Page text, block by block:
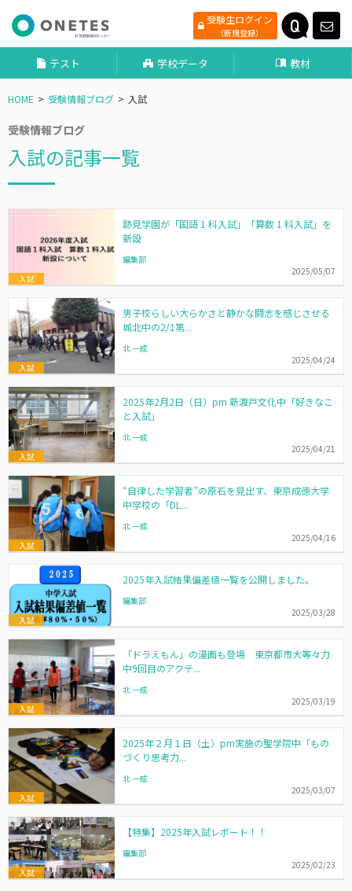
受験生ログイン
（新規登録）
テスト 学校データ 教材
HOME 受験情報ブログ 入試
受験情報ブログ
入試の記事一覧
入試
跡見学園が「国語 1 科入試」「算数 1 科入試」を
新設
編集部
2025/05/07
入試
男子校らしい大らかさと静かな闘志を感じさせる
城北中の2/1第...
北 一成
2025/04/24
入試
2025年2月2日（日）pm 新渡戸文化中「好きなこ
と入試」
北 一成
2025/04/21
入試
“自律した学習者”の原石を見出す、東京成徳大学
中学校の「DL...
北 一成
2025/04/16
入試
2025年入試結果偏差値一覧を公開しました。
編集部
2025/03/28
入試
「ドラえもん」の漫画も登場 東京都市大等々力
中9回目のアクテ...
北 一成
2025/03/19
入試
2025年２月１日（土）pm実施の聖学院中「もの
づくり思考力...
北 一成
2025/03/07
入試
【特集】2025年入試レポート！！
編集部
2025/02/23